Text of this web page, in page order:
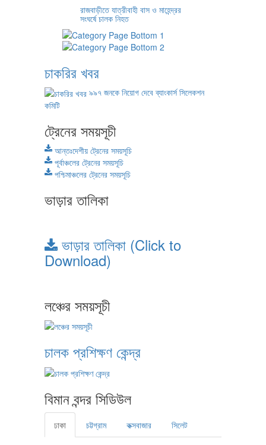
রাজবাড়ীতে যাত্রীবাহী বাস ও মাহেন্দ্রর
সংঘর্ষে চালক নিহত
চাকরির খবর
৯৯৭ জনকে নিয়োগ দেবে ব্যাংকার্স সিলেকশন
কমিটি
ট্রেনের সময়সূচী
আন্তঃদেশীয় ট্রেনের সময়সূচি
পূর্বাঞ্চলের ট্রেনের সময়সূচি
পশ্চিমাঞ্চলের ট্রেনের সময়সূচি
ভাড়ার তালিকা
ভাড়ার তালিকা (Click to
Download)
লঞ্চের সময়সূচী
চালক প্রশিক্ষণ কেন্দ্র
বিমান বন্দর সিডিউল
ঢাকা চট্টগ্রাম কক্সবাজার সিলেট